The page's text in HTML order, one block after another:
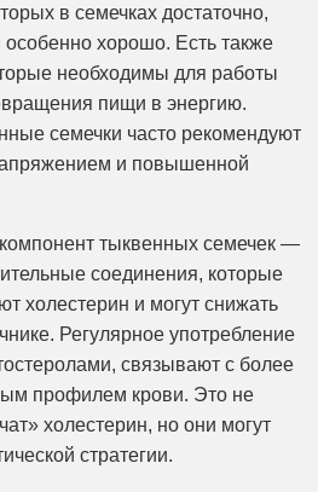
в семечках достаточно,
особенно хорошо. Есть также
необходимы для работы
пищи в энергию.
семечки часто рекомендуют
и повышенной
тыквенных семечек —
соединения, которые
холестерин и могут снижать
Регулярное употребление
связывают с более
профилем крови. Это не
холестерин, но они могут
стратегии.